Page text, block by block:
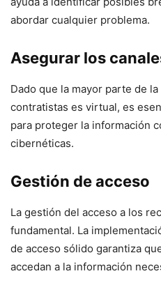
abordar cualquier problema.
Asegurar los
Dado que la ⁣mayor parte de
contratistas es virtual, es
para proteger la información
cibernéticas.
Gestión de acceso
La gestión del ⁢acceso a los
fundamental. La
de ⁤acceso sólido​ garantiza
⁢accedan a la información